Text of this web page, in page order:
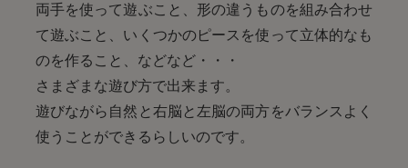
両手を使って遊ぶこと、形の違うものを組み合わせ
て遊ぶこと、いくつかのピースを使って立体的なも
のを作ること、などなど・・・
さまざまな遊び方で出来ます。
遊びながら自然と右脳と左脳の両方をバランスよく
使うことができるらしいのです。